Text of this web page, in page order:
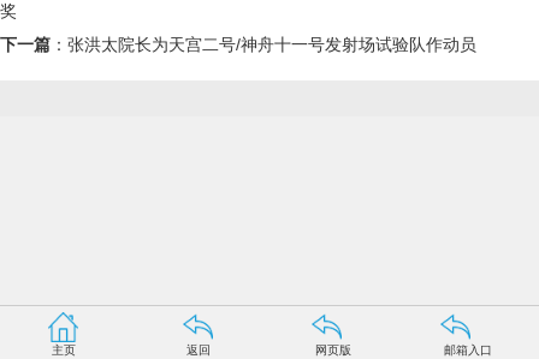
奖
下一篇 ： 张洪太院长为天宫二号/神舟十一号发射场试验队作动员
主页 返回 网页版 邮箱入口